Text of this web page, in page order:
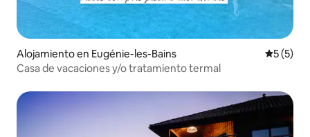
Alojamiento en Eugénie-les-Bains
5 (5)
Casa de vacaciones y/o tratamiento termal